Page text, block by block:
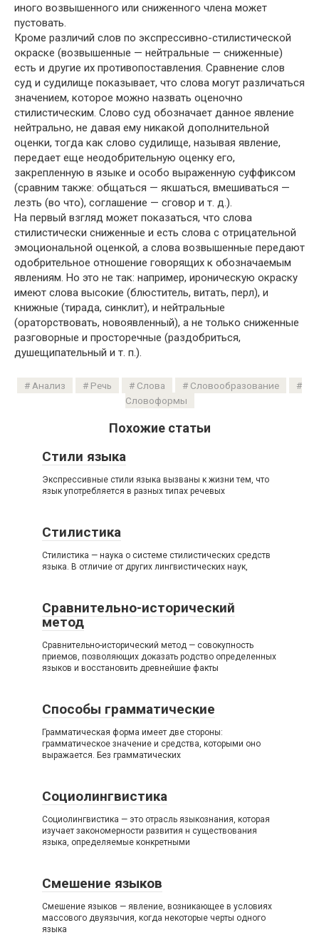
иного возвышенного или сниженного члена может
пустовать.
Кроме различий слов по экспрессивно-стилистической
окраске (возвышенные — нейтральные — сниженные)
есть и другие их противопоставления. Сравнение слов
суд и судилище показывает, что слова могут различаться
значением, которое можно назвать оценочно
стилистическим. Слово суд обозначает данное явление
нейтрально, не давая ему никакой дополнительной
оценки, тогда как слово судилище, называя явление,
передает еще неодобрительную оценку его,
закрепленную в языке и особо выраженную суффиксом
(сравним также: общаться — якшаться, вмешиваться —
лезть (во что), соглашение — сговор и т. д.).
На первый взгляд может показаться, что слова
стилистически сниженные и есть слова с отрицательной
эмоциональной оценкой, а слова возвышенные передают
одобрительное отношение говорящих к обозначаемым
явлениям. Но это не так: например, ироническую окраску
имеют слова высокие (блюститель, витать, перл), и
книжные (тирада, синклит), и нейтральные
(ораторствовать, новоявленный), а не только сниженные
разговорные и просторечные (раздобриться,
душещипательный и т. п.).
Анализ Речь Слова
Словообразование
Словоформы
Похожие статьи
Стили языка
Экспрессивные стили языка вызваны к жизни тем, что
язык употребляется в разных типах речевых
Стилистика
Стилистика — наука о системе стилистических средств
языка. В отличие от других лингвистических наук,
Сравнительно-исторический
метод
Сравнительно-исторический метод — совокупность
приемов, позволяющих доказать родство определенных
языков и восстановить древнейшие факты
Способы грамматические
Грамматическая форма имеет две стороны:
грамматическое значение и средства, которыми оно
выражается. Без грамматических
Социолингвистика
Социолингвистика — это отрасль языкознания, которая
изучает закономерности развития н существования
языка, определяемые конкретными
Смешение языков
Смешение языков — явление, возникающее в условиях
массового двуязычия, когда некоторые черты одного
языка